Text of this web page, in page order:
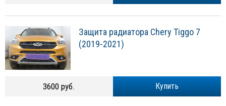
Защита радиатора Chery Tiggo 7
(2019-2021)
Купить
3600 руб.